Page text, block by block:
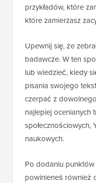
przykładów, które
które zamierzasz
Upewnij się, że
badawcze. W ten
lub wiedzieć, kiedy
pisania swojego
czerpać z
najlepiej ocenianych
społecznościowych,
naukowych.
Po dodaniu
powinieneś również